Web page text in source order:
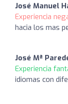
José Manuel
Experiencia
hacia los mas
José Mª
Experiencia
idiomas con